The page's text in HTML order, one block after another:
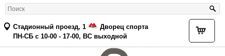
Стадионный проезд, 1
Дворец спорта
ПН-СБ с 10-00 - 17-00, ВС выходной